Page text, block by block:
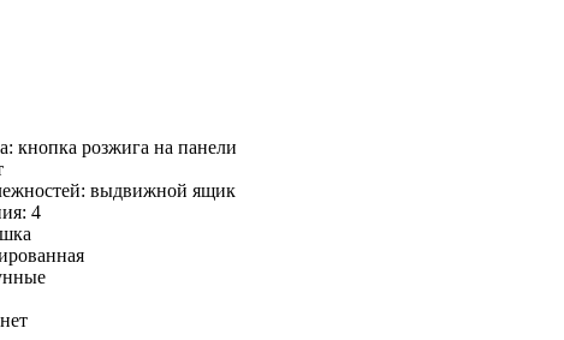
кнопка розжига на панели
выдвижной ящик
4
нет